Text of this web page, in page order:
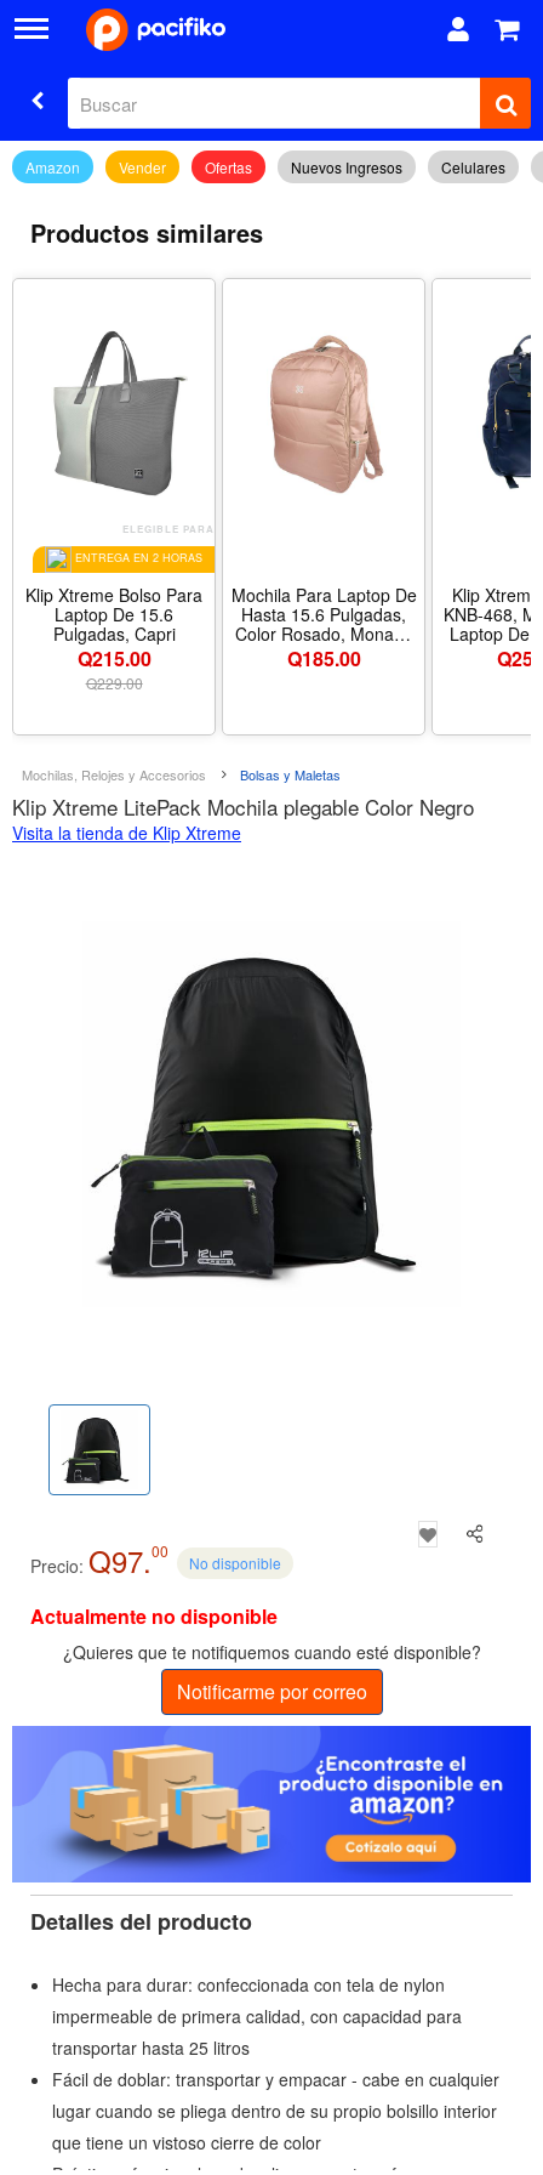
Amazon Vender Ofertas Nuevos Ingresos Celulares
Productos similares
ELEGIBLE PARA
ENTREGA EN 2 HORAS
Klip Xtreme Bolso Para
Laptop De 15.6
Pulgadas, Capri
Q215.00
Q229.00
Mochila Para Laptop De
Hasta 15.6 Pulgadas,
Color Rosado, Monaco
Klip Xtreme
Q185.00
Klip
KNB-468,
Laptop De
Q
Mochilas, Relojes y Accesorios Bolsas y Maletas
Klip Xtreme LitePack Mochila plegable Color Negro
Visita la tienda de Klip Xtreme
Precio: Q97.00
No disponible
Actualmente no disponible
¿Quieres que te notifiquemos cuando esté disponible?
Notificarme por correo
Detalles del producto
Hecha para durar: confeccionada con tela de nylon
impermeable de primera calidad, con capacidad para
transportar hasta 25 litros
Fácil de doblar: transportar y empacar - cabe en cualquier
lugar cuando se pliega dentro de su propio bolsillo interior
que tiene un vistoso cierre de color